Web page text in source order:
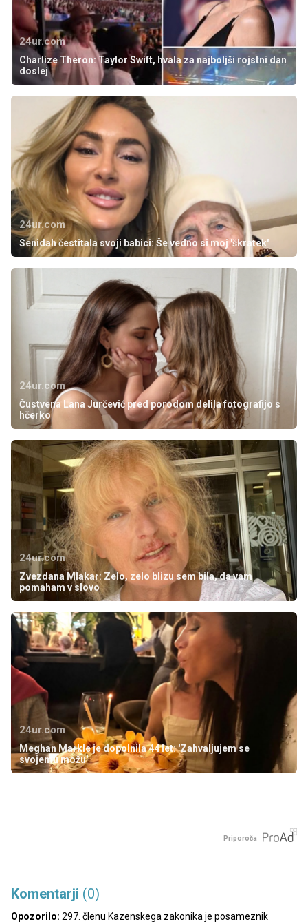
24ur.com
Charlize Theron: Taylor Swift, hvala za najboljši rojstni dan
doslej
24ur.com
Senidah čestitala svoji babici: Še vedno si moj 'škratek'
24ur.com
Čustvena Lana Jurčević pred porodom delila fotografijo s
hčerko
24ur.com
Zvezdana Mlakar: Zelo, zelo blizu sem bila, da vam
pomaham v slovo
24ur.com
Meghan Markle je dopolnila 44 let: 'Zahvaljujem se
svojemu možu'
Priporoča
Komentarji (0)
Opozorilo: 297. členu Kazenskega zakonika je posameznik